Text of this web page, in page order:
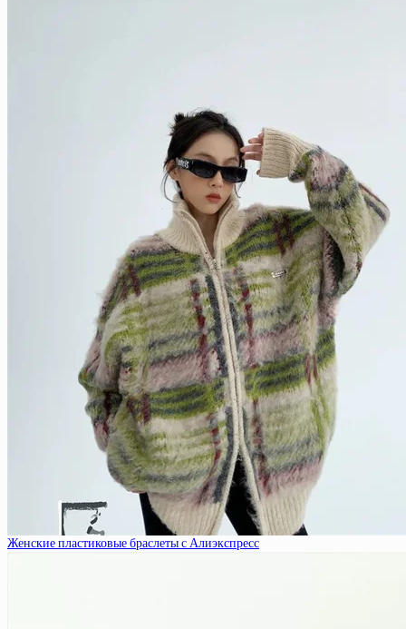
Женские пластиковые браслеты с Алиэкспресс